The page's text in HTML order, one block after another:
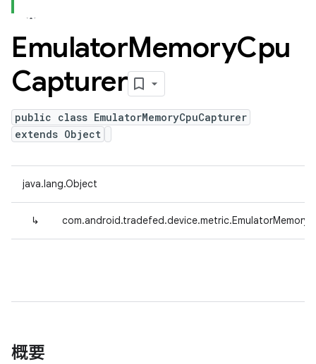
EmulatorMemoryCpu
Capturer
public class EmulatorMemoryCpuCapturer
extends Object
java.lang.Object
↳
概要